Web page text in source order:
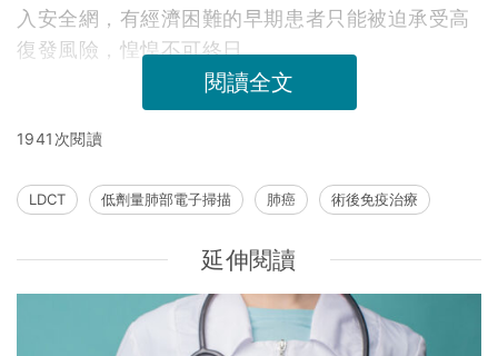
入安全網，有經濟困難的早期患者只能被迫承受高
復發風險，惶惶不可終日。
閱讀全文
1941次閱讀
LDCT 低劑量肺部電子掃描 肺癌 術後免疫治療
延伸閱讀